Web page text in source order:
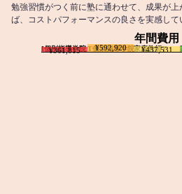
勉強習慣がつく前に塾に通わせて、成果が
ば、コストパフォーマンスの良さを実感して
年間費用
I個別指導学院
¥361,815 T個別指導学院
¥592,920 家庭教師T
¥437,531